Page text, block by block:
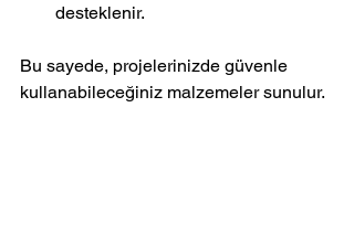
desteklenir.
Bu sayede, projelerinizde güvenle
kullanabileceğiniz malzemeler sunulur.